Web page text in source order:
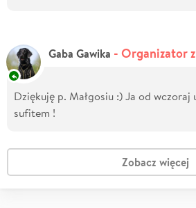
Gaba Gawika - Organizator
Dziękuję p. Małgosiu :) Ja od wczoraj
sufitem !
Zobacz więcej